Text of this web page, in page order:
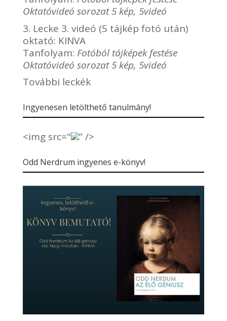
Oktatóvideó sorozat 5 kép, 5videó
3. Lecke 3. videó (5 tájkép fotó után)
oktató: KINVA
Tanfolyam: Fotóból tájképek festése
Oktatóvideó sorozat 5 kép, 5videó
További leckék
Ingyenesen letölthető tanulmány!
<img src=" ” />
Odd Nerdrum ingyenes e-könyv!